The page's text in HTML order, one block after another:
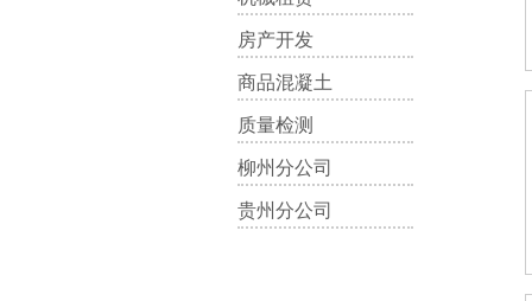
房产开发
商品混凝土
质量检测
柳州分公司
贵州分公司